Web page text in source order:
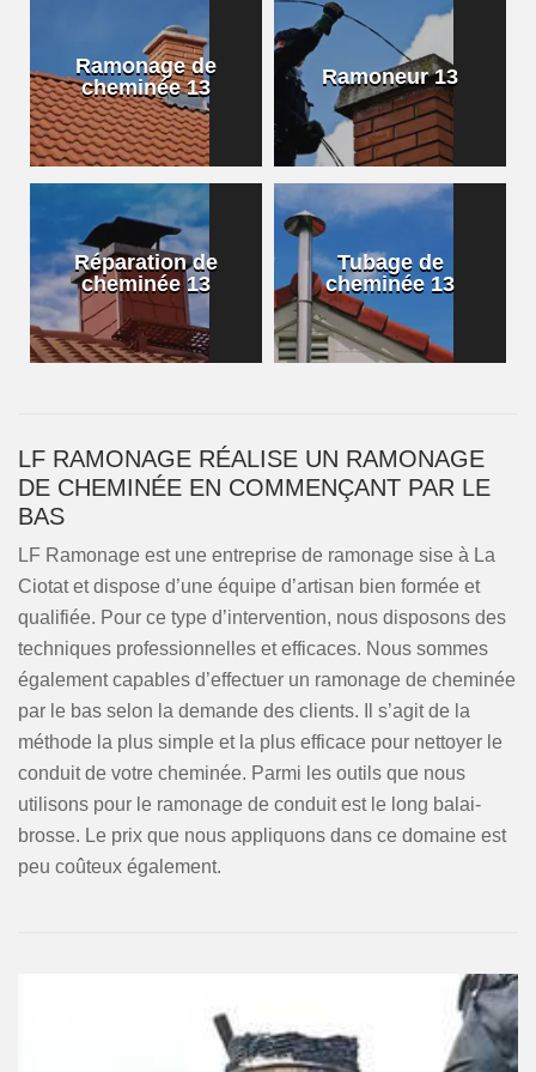
Ramonage de
cheminée 13
Ramoneur 13
Réparation de
cheminée 13
Tubage de
cheminée 13
LF RAMONAGE RÉALISE UN RAMONAGE
DE CHEMINÉE EN COMMENÇANT PAR LE
BAS
LF Ramonage est une entreprise de ramonage sise à La
Ciotat et dispose d’une équipe d’artisan bien formée et
qualifiée. Pour ce type d’intervention, nous disposons des
techniques professionnelles et efficaces. Nous sommes
également capables d’effectuer un ramonage de cheminée
par le bas selon la demande des clients. Il s’agit de la
méthode la plus simple et la plus efficace pour nettoyer le
conduit de votre cheminée. Parmi les outils que nous
utilisons pour le ramonage de conduit est le long balai-
brosse. Le prix que nous appliquons dans ce domaine est
peu coûteux également.